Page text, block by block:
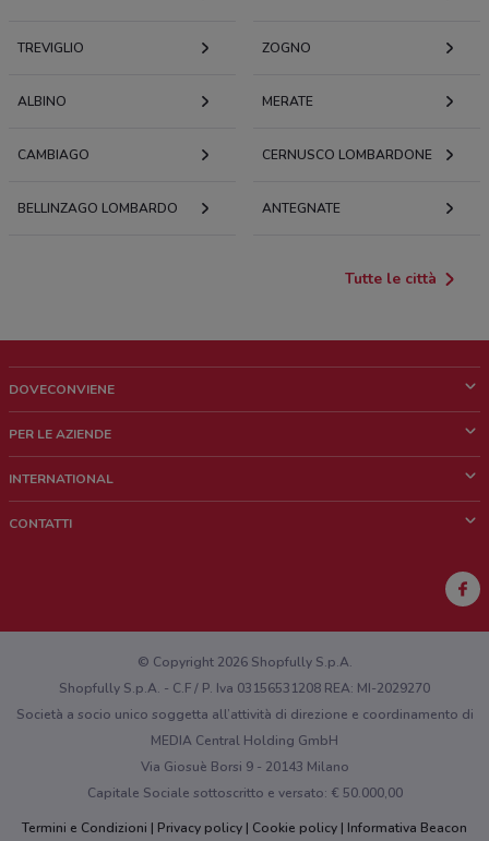
TREVIGLIO ZOGNO
ALBINO MERATE
CAMBIAGO CERNUSCO LOMBARDONE
BELLINZAGO LOMBARDO ANTEGNATE
Tutte le città
DOVECONVIENE
Chi siamo
Lavora con noi
PER LE AZIENDE
Richieste commerciali e marketing
INTERNATIONAL
CONTATTI
Hai un malfunzionamento sul web o sull'app?
© Copyright 2026 Shopfully S.p.A.
Shopfully S.p.A. - C.F / P. Iva 03156531208 REA: MI-2029270
Società a socio unico soggetta all’attività di direzione e coordinamento di
MEDIA Central Holding GmbH
Via Giosuè Borsi 9 - 20143 Milano
Capitale Sociale sottoscritto e versato: € 50.000,00
Termini e Condizioni
Privacy policy Cookie policy Informativa Beacon